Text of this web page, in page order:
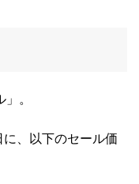
。
、以下のセール価